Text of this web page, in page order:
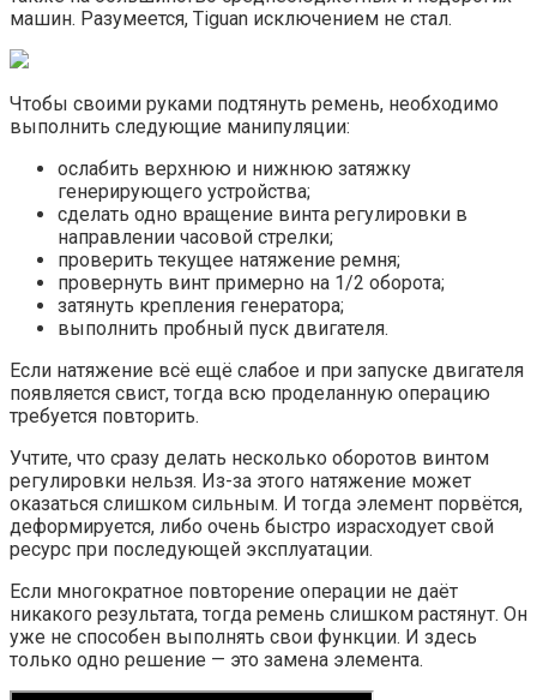
машин. Разумеется, Tiguan исключением не стал.
Чтобы своими руками подтянуть ремень, необходимо
выполнить следующие манипуляции:
ослабить верхнюю и нижнюю затяжку
генерирующего устройства;
сделать одно вращение винта регулировки в
направлении часовой стрелки;
проверить текущее натяжение ремня;
провернуть винт примерно на 1/2 оборота;
затянуть крепления генератора;
выполнить пробный пуск двигателя.
Если натяжение всё ещё слабое и при запуске двигателя
появляется свист, тогда всю проделанную операцию
требуется повторить.
Учтите, что сразу делать несколько оборотов винтом
регулировки нельзя. Из-за этого натяжение может
оказаться слишком сильным. И тогда элемент порвётся,
деформируется, либо очень быстро израсходует свой
ресурс при последующей эксплуатации.
Если многократное повторение операции не даёт
никакого результата, тогда ремень слишком растянут. Он
уже не способен выполнять свои функции. И здесь
только одно решение — это замена элемента.